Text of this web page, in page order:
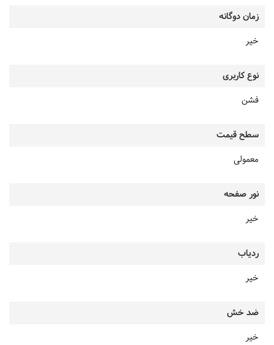
زمان دوگانه
خیر
نوع کاربری
فشن
سطح قیمت
معمولی
نور صفحه
خیر
ردیاب
خیر
ضد خش
خیر